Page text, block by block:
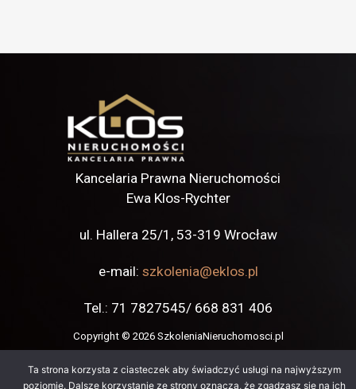
Kancelaria Prawna Nieruchomości
Ewa Klos-Rychter
ul. Hallera 25/1, 53-319 Wrocław
e-mail: szkolenia@eklos.pl
Tel.: 71 7827545/ 668 831 406
Copyright © 2026 SzkoleniaNieruchomosci.pl
Ta strona korzysta z ciasteczek aby świadczyć usługi na najwyższym
poziomie. Dalsze korzystanie ze strony oznacza, że zgadzasz się na ich